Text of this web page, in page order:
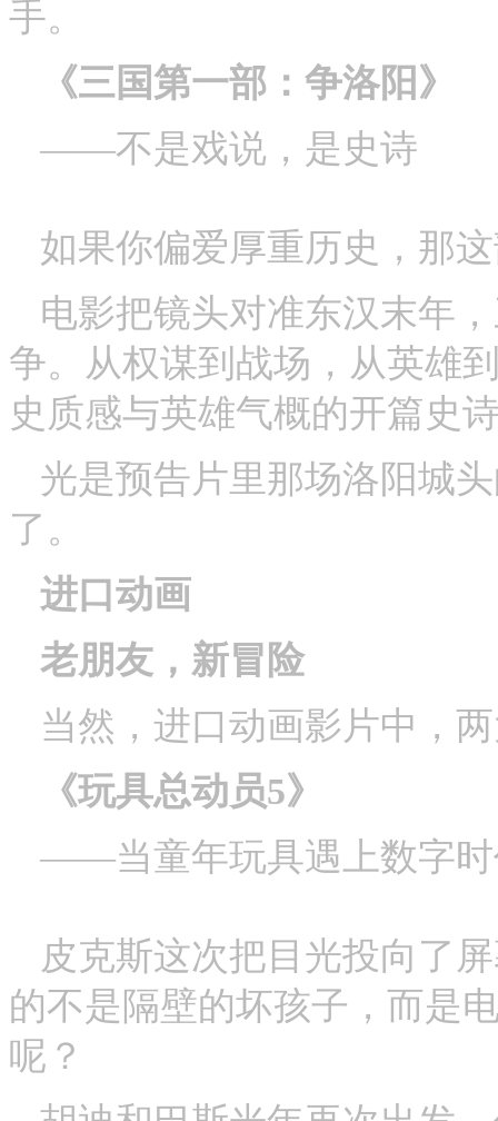
手。
《三国第一部：争洛阳》
——不是戏说，是史诗
如果你偏爱厚重历史，那
电影把镜头对准东汉末年
争。从权谋到战场，从英雄
史质感与英雄气概的开篇史
光是预告片里那场洛阳城
了。
进口动画
老朋友，新冒险
当然，进口动画影片中，
《玩具总动员5》
——当童年玩具遇上数字
皮克斯这次把目光投向了
的不是隔壁的坏孩子，而是
呢？